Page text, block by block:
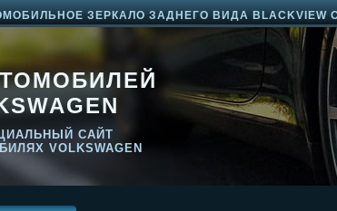
ЗЕРКАЛО ЗАДНЕГО ВИДА BLACKVIEW
САЙТ
VOLKSWAGEN